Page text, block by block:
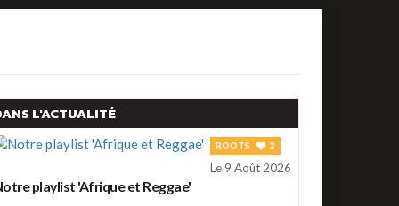
L'ACTUALITÉ
ROOTS 2
Le 9 Août 2026
playlist 'Afrique et Reggae'